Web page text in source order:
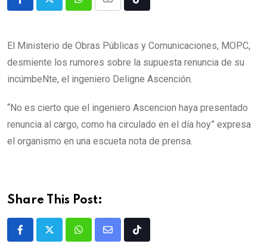
El Ministerio de Obras Públicas y Comunicaciones, MOPC,
desmiente los rumores sobre la supuesta renuncia de su
incúmbeNte, el ingeniero Deligne Ascención.
“No es cierto que el ingeniero Ascencion haya presentado
renuncia al cargo, como ha circulado en el día hoy” expresa
el organismo en una escueta nota de prensa.
Share This Post: